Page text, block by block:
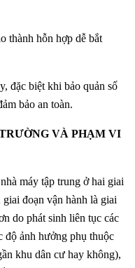
thành hỗn hợp dễ bắt
đặc biệt khi bảo quản số
bảo an toàn.
VÀ PHẠM VI
máy tập trung ở hai giai
đoạn vận hành là giai
do phát sinh liên tục các
độ ảnh hưởng phụ thuộc
khu dân cư hay không),